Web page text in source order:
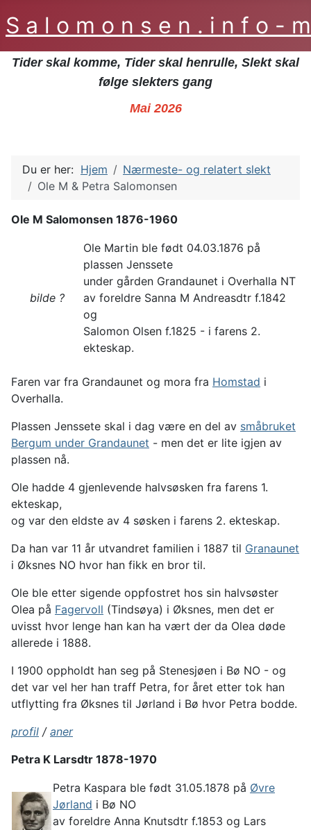
S a l o m o n s e n . i n f o -
Tider skal komme, Tider skal henrulle, Slekt skal
følge slekters gang
Mai 2026
Du er her: Hjem
Nærmeste- og relatert slekt
Ole M & Petra Salomonsen
Ole M Salomonsen 1876-1960
bilde ?
Ole Martin ble født 04.03.1876 på
plassen Jenssete
under gården Grandaunet i Overhalla NT
av foreldre Sanna M Andreasdtr f.1842
og
Salomon Olsen f.1825 - i farens 2.
ekteskap.
Faren var fra Grandaunet og mora fra Homstad i
Overhalla.
Plassen Jenssete skal i dag være en del av småbruket
Bergum under Grandaunet - men det er lite igjen av
plassen nå.
Ole hadde 4 gjenlevende halvsøsken fra farens 1.
ekteskap,
og var den eldste av 4 søsken i farens 2. ekteskap.
Da han var 11 år utvandret familien i 1887 til Granaunet
i Øksnes NO hvor han fikk en bror til.
Ole ble etter sigende oppfostret hos sin halvsøster
Olea på Fagervoll (Tindsøya) i Øksnes, men det er
uvisst hvor lenge han kan ha vært der da Olea døde
allerede i 1888.
I 1900 oppholdt han seg på Stenesjøen i Bø NO - og
det var vel her han traff Petra, for året etter tok han
utflytting fra Øksnes til Jørland i Bø hvor Petra bodde.
profil / aner
Petra K Larsdtr 1878-1970
Petra Kaspara ble født 31.05.1878 på Øvre
Jørland i Bø NO
av foreldre Anna Knutsdtr f.1853 og Lars